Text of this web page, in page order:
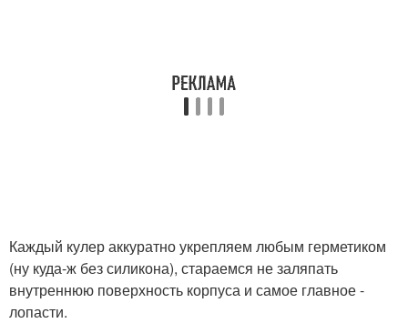
Каждый кулер аккуратно укрепляем любым герметиком
(ну куда-ж без силикона), стараемся не заляпать
внутреннюю поверхность корпуса и самое главное -
лопасти.